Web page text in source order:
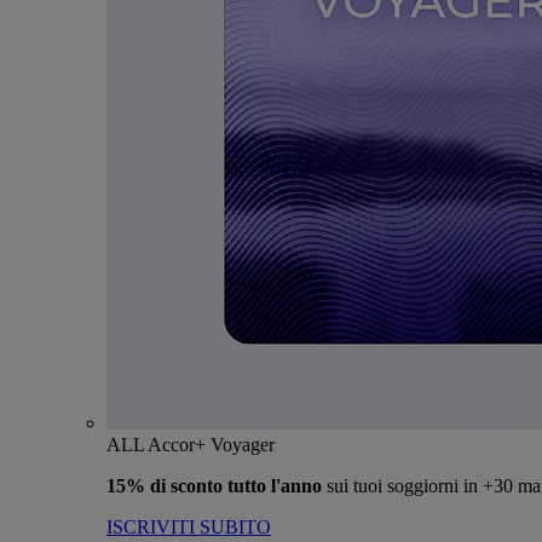
ALL Accor+ Voyager
15% di sconto tutto l'anno sui tuoi soggiorni in +30
ISCRIVITI SUBITO